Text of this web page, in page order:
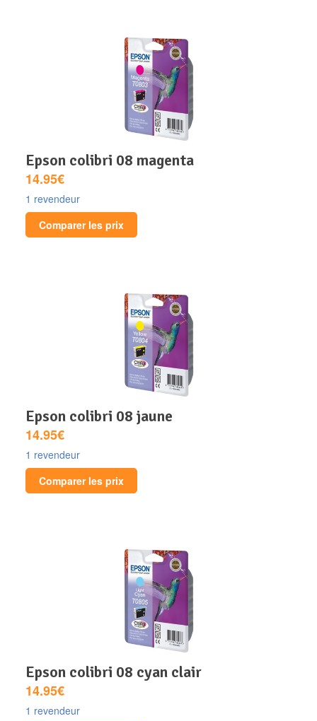
epson colibri 08 magenta
14.95€
1 revendeur
Comparer les prix
epson colibri 08 jaune
14.95€
1 revendeur
Comparer les prix
epson colibri 08 cyan clair
14.95€
1 revendeur